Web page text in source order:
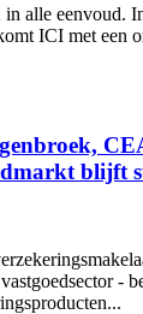
alle eenvoud.
ICI met een
blijft
-